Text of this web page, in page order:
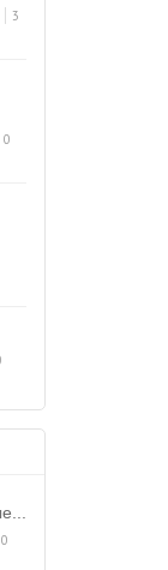
3
0
0